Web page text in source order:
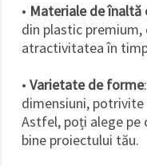
• Materiale de
din plastic premium,
atractivitatea în
• Varietate de forme
dimensiuni,
Astfel, poți alege pe
bine proiectului tău.